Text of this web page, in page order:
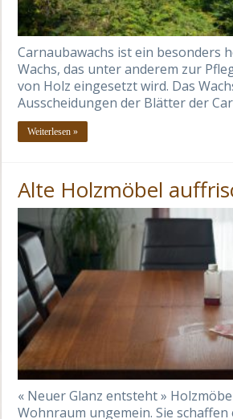
Carnaubawachs ist ein besonders
Wachs, das unter anderem zur
von Holz eingesetzt wird. Das
Ausscheidungen der Blätter der
Weiterlesen »
Alte Holzmöbel
« Neuer Glanz entsteht »
Wohnraum ungemein. Sie schaffen